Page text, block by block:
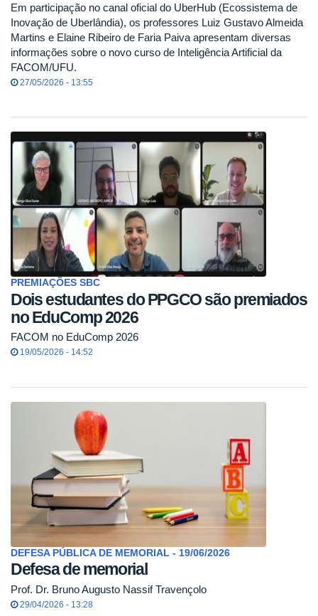
Em participação no canal oficial do UberHub (Ecossistema de
Inovação de Uberlândia), os professores Luiz Gustavo Almeida
Martins e Elaine Ribeiro de Faria Paiva apresentam diversas
informações sobre o novo curso de Inteligência Artificial da
FACOM/UFU.
27/05/2026 - 13:55
PREMIAÇÕES SBC
Dois estudantes do PPGCO são premiados
no EduComp 2026
FACOM no EduComp 2026
19/05/2026 - 14:52
DEFESA PÚBLICA DE MEMORIAL - 19/06/2026
Defesa de memorial
Prof. Dr. Bruno Augusto Nassif Travençolo
29/04/2026 - 13:28